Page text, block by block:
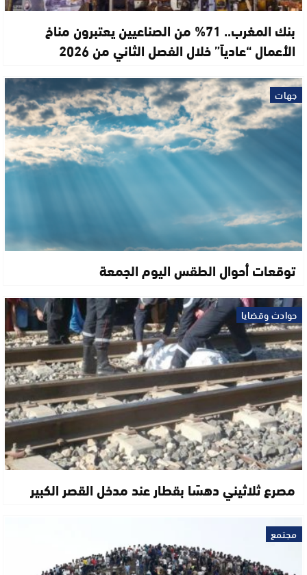
بنك المغرب.. 71% من الصناعيين يعتبرون مناخ
الأعمال “عادياً” خلال الفصل الثاني من 2026
جهات
توقعات أحوال الطقس اليوم الجمعة
حوادث وقضايا
مصرع ثلاثيني دهسًا بقطار عند مدخل القصر الكبير
مجتمع